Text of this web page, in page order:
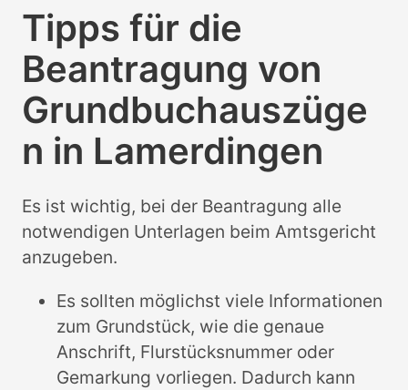
Tipps für die
Beantragung von
Grundbuchauszüge
n in Lamerdingen
Es ist wichtig, bei der Beantragung alle
notwendigen Unterlagen beim Amtsgericht
anzugeben.
Es sollten möglichst viele Informationen
zum Grundstück, wie die genaue
Anschrift, Flurstücksnummer oder
Gemarkung vorliegen. Dadurch kann